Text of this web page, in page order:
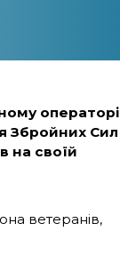
операторі
Збройних Сил
на своїй
ветеранів,